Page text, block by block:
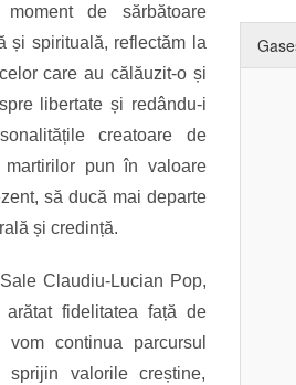
de sărbătoare
și spirituală, reflectăm la
care au călăuzit-o și
libertate și redându-i
creatoare de
pun în valoare
să ducă mai departe
și credință.
Claudiu-Lucian Pop,
fidelitatea față de
continua parcursul
valorile creștine,